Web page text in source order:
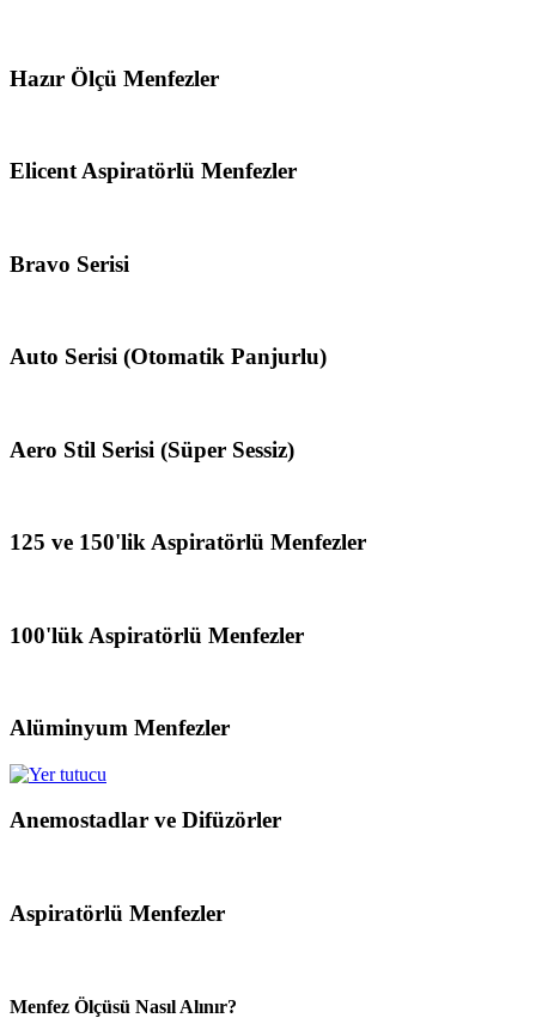
Hazır Ölçü Menfezler
Elicent Aspiratörlü Menfezler
Bravo Serisi
Auto Serisi (Otomatik Panjurlu)
Aero Stil Serisi (Süper Sessiz)
125 ve 150'lik Aspiratörlü Menfezler
100'lük Aspiratörlü Menfezler
Alüminyum Menfezler
Anemostadlar ve Difüzörler
Aspiratörlü Menfezler
Menfez Ölçüsü Nasıl Alınır?